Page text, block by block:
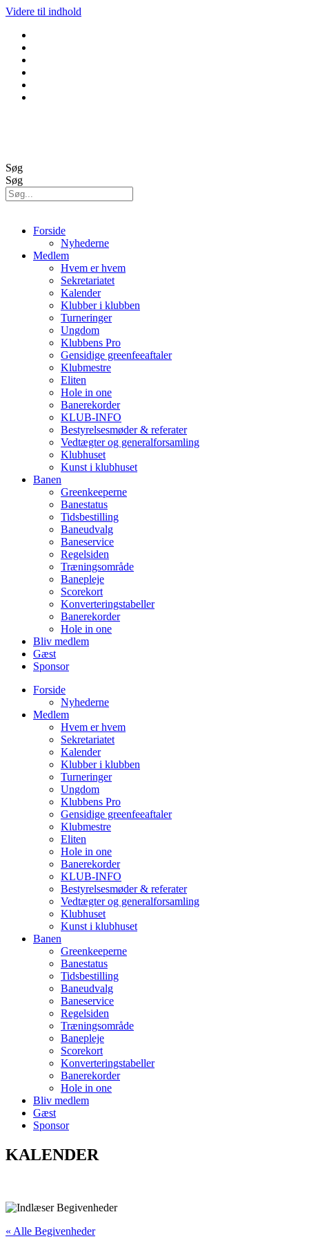
Videre til indhold
Søg
Søg
Forside
Nyhederne
Medlem
Hvem er hvem
Sekretariatet
Kalender
Klubber i klubben
Turneringer
Ungdom
Klubbens Pro
Gensidige greenfeeaftaler
Klubmestre
Eliten
Hole in one
Banerekorder
KLUB-INFO
Bestyrelsesmøder & referater
Vedtægter og generalforsamling
Klubhuset
Kunst i klubhuset
Banen
Greenkeeperne
Banestatus
Tidsbestilling
Baneudvalg
Baneservice
Regelsiden
Træningsområde
Banepleje
Scorekort
Konverteringstabeller
Banerekorder
Hole in one
Bliv medlem
Gæst
Sponsor
Forside
Nyhederne
Medlem
Hvem er hvem
Sekretariatet
Kalender
Klubber i klubben
Turneringer
Ungdom
Klubbens Pro
Gensidige greenfeeaftaler
Klubmestre
Eliten
Hole in one
Banerekorder
KLUB-INFO
Bestyrelsesmøder & referater
Vedtægter og generalforsamling
Klubhuset
Kunst i klubhuset
Banen
Greenkeeperne
Banestatus
Tidsbestilling
Baneudvalg
Baneservice
Regelsiden
Træningsområde
Banepleje
Scorekort
Konverteringstabeller
Banerekorder
Hole in one
Bliv medlem
Gæst
Sponsor
KALENDER
« Alle Begivenheder